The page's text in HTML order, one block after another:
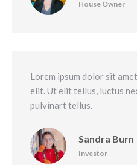
House Owner
Sandra Burn
Investor
Lorem ipsum dolor sit
elit. Ut elit tellus, luctus
pulvinart tellus.